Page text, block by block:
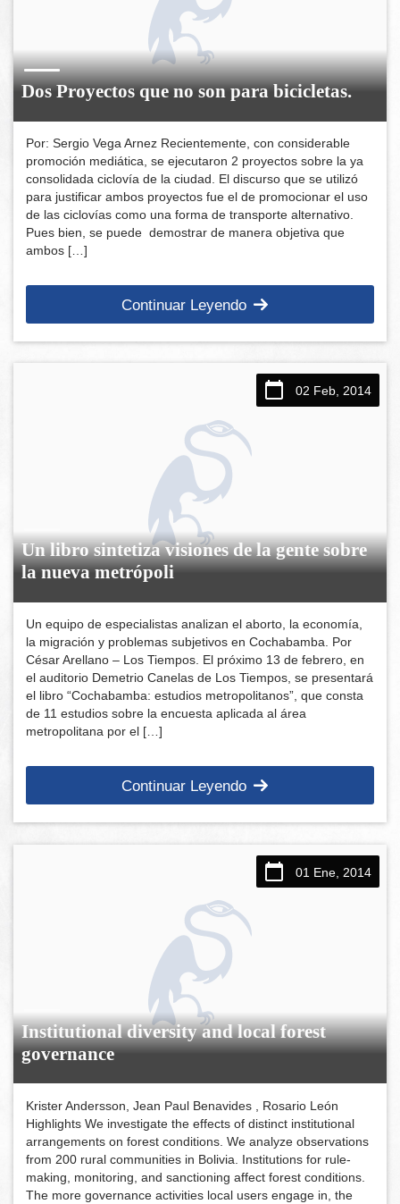
Dos Proyectos que no son para bicicletas.
Por: Sergio Vega Arnez Recientemente, con considerable
promoción mediática, se ejecutaron 2 proyectos sobre la ya
consolidada ciclovía de la ciudad. El discurso que se utilizó
para justificar ambos proyectos fue el de promocionar el uso
de las ciclovías como una forma de transporte alternativo.
Pues bien, se puede demostrar de manera objetiva que
ambos […]
Continuar Leyendo
02 Feb, 2014
Un libro sintetiza visiones de la gente sobre
la nueva metrópoli
Un equipo de especialistas analizan el aborto, la economía,
la migración y problemas subjetivos en Cochabamba. Por
César Arellano – Los Tiempos. El próximo 13 de febrero, en
el auditorio Demetrio Canelas de Los Tiempos, se presentará
el libro “Cochabamba: estudios metropolitanos”, que consta
de 11 estudios sobre la encuesta aplicada al área
metropolitana por el […]
Continuar Leyendo
01 Ene, 2014
Institutional diversity and local forest
governance
Krister Andersson, Jean Paul Benavides , Rosario León
Highlights We investigate the effects of distinct institutional
arrangements on forest conditions. We analyze observations
from 200 rural communities in Bolivia. Institutions for rule-
making, monitoring, and sanctioning affect forest conditions.
The more governance activities local users engage in, the